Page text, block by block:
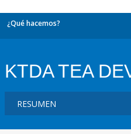
¿Qué hacemos?
KTDA TEA